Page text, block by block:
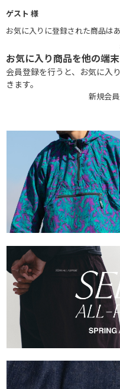
ゲスト 様
お気に入りに登録された商品は
お気に入り商品を他の端
会員登録を行うと、お気に入
きます。
新規会